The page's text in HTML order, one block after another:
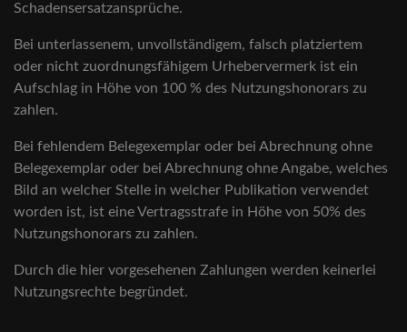
Schadensersatzansprüche.
Bei unterlassenem, unvollständigem, falsch platziertem
oder nicht zuordnungsfähigem Urhebervermerk ist ein
Aufschlag in Höhe von 100 % des Nutzungshonorars zu
zahlen.
Bei fehlendem Belegexemplar oder bei Abrechnung ohne
Belegexemplar oder bei Abrechnung ohne Angabe, welches
Bild an welcher Stelle in welcher Publikation verwendet
worden ist, ist eine Vertragsstrafe in Höhe von 50% des
Nutzungshonorars zu zahlen.
Durch die hier vorgesehenen Zahlungen werden keinerlei
Nutzungsrechte begründet.